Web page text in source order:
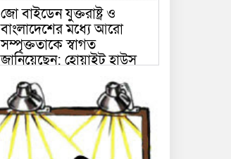
জো বাইডেন যুক্তরাষ্ট্র ও
বাংলাদেশের মধ্যে আরো
সম্পৃক্ততাকে স্বাগত
জানিয়েছেন: হোয়াইট হাউস
‘দেশে বৈষম্যহীন সমাজ প্রতিষ্ঠা
হলেই আমার সন্তানের আত্মদান
সার্থক হবে’- শহিদ মানিকের
বাবা